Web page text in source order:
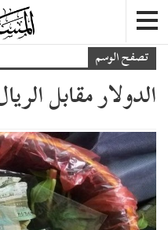
تصفح الوسم
الدولار مقابل